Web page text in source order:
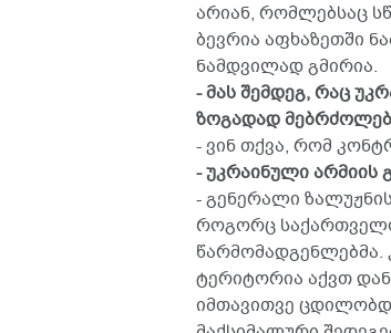
არიან, რომლებსაც
ბევრია აფხაზეთში
ნამდვილად გმირია.
- მას შემდეგ, რაც
ზოგადად
- ვინ თქვა, რომ
- უკრაინული არმიის
- გენერალი
როგორც
წარმომადგენლებმა.
ტერიტორია აქვთ
იმთავითვე